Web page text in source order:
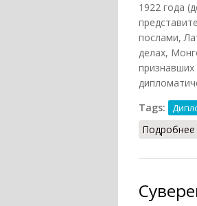
1922 года
послами,
делах,
Tags:
Подробнее